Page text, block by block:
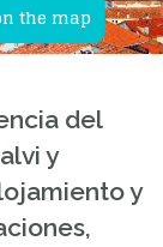
the map
del
y
y